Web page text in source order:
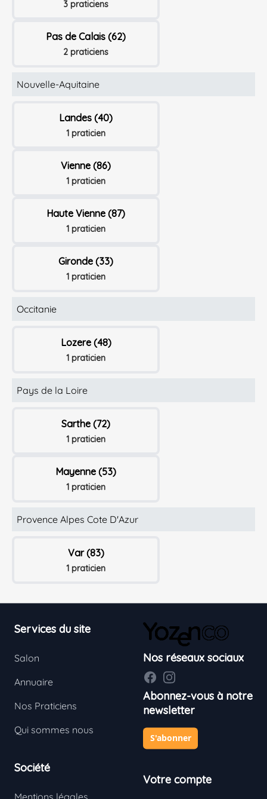
3 praticiens
Pas de Calais (62)
2 praticiens
Nouvelle-Aquitaine
Landes (40)
1 praticien
Vienne (86)
1 praticien
Haute Vienne (87)
1 praticien
Gironde (33)
1 praticien
Occitanie
Lozere (48)
1 praticien
Pays de la Loire
Sarthe (72)
1 praticien
Mayenne (53)
1 praticien
Provence Alpes Cote D'Azur
Var (83)
1 praticien
Services du site
Salon
Annuaire
Nos Praticiens
Qui sommes nous
Société
Mentions légales
Nos réseaux sociaux
FacebookInstagram
Abonnez-vous à notre
newsletter
S'abonner
Votre compte